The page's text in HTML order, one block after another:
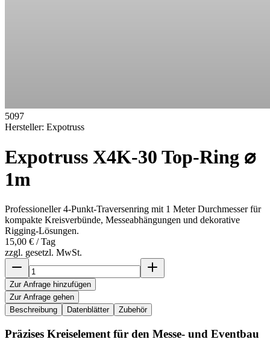
5097
Hersteller: Expotruss
Expotruss X4K-30 Top-Ring ⌀
1m
Professioneller 4-Punkt-Traversenring mit 1 Meter Durchmesser für
kompakte Kreisverbünde, Messeabhängungen und dekorative
Rigging-Lösungen.
15,00 € / Tag
zzgl. gesetzl. MwSt.
Zur Anfrage hinzufügen
Zur Anfrage gehen
Beschreibung
Datenblätter Zubehör
Präzises Kreiselement für den Messe- und Eventbau